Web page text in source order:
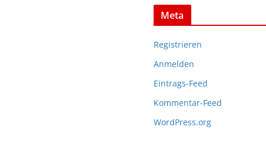
Meta
Registrieren
Anmelden
Eintrags-Feed
Kommentar-Feed
WordPress.org